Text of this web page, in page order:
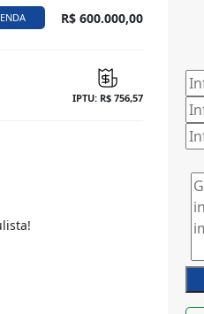
R$ 600.000,00
IPTU: R$ 756,57